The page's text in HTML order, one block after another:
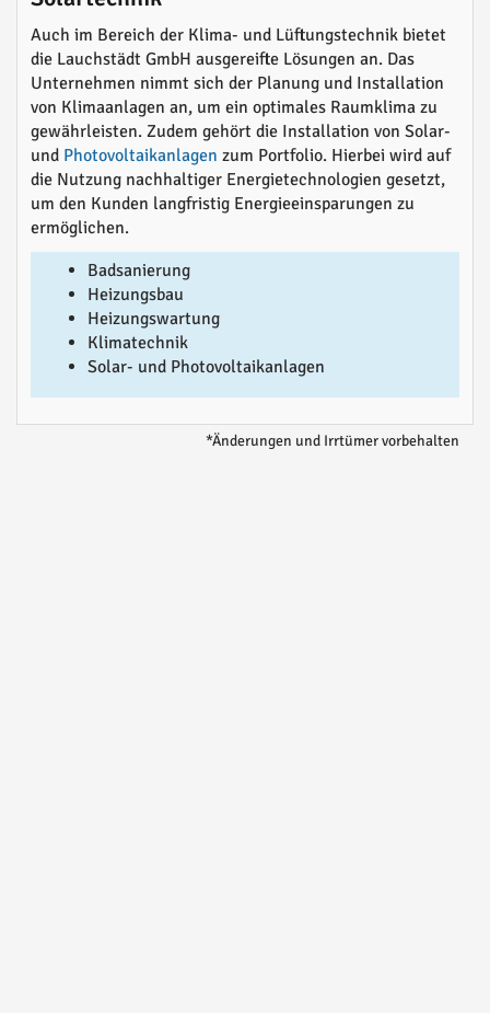
Auch im Bereich der Klima- und Lüftungstechnik bietet
die Lauchstädt GmbH ausgereifte Lösungen an. Das
Unternehmen nimmt sich der Planung und Installation
von Klimaanlagen an, um ein optimales Raumklima zu
gewährleisten. Zudem gehört die Installation von Solar-
und Photovoltaikanlagen zum Portfolio. Hierbei wird auf
die Nutzung nachhaltiger Energietechnologien gesetzt,
um den Kunden langfristig Energieeinsparungen zu
ermöglichen.
Badsanierung
Heizungsbau
Heizungswartung
Klimatechnik
Solar- und Photovoltaikanlagen
*Änderungen und Irrtümer vorbehalten